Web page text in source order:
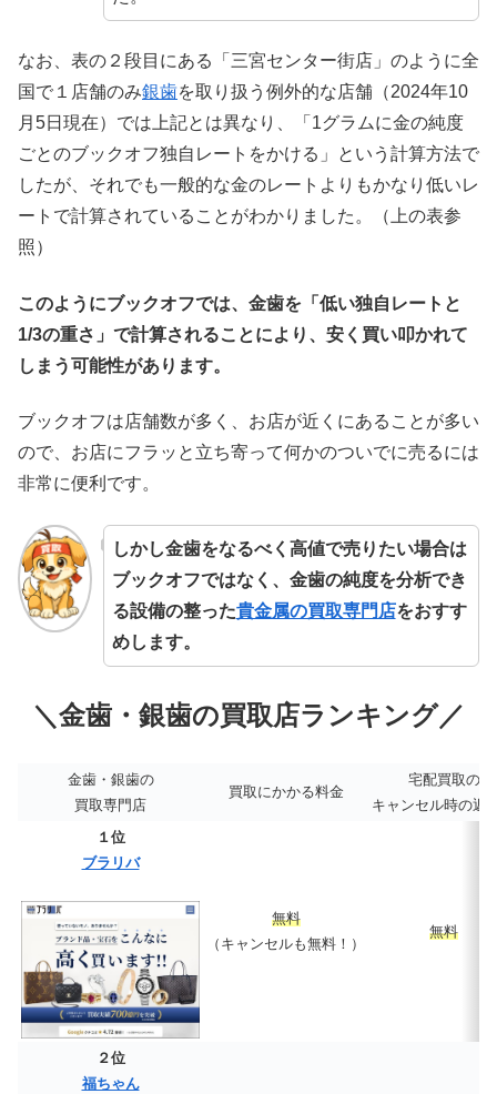
なお、表の２段目にある「三宮センター街店」のように全
国で１店舗のみ銀歯を取り扱う例外的な店舗（2024年10
月5日現在）では上記とは異なり、「1グラムに金の純度
ごとのブックオフ独自レートをかける」という計算方法で
したが、それでも一般的な金のレートよりもかなり低いレ
ートで計算されていることがわかりました。（上の表参
照）
このようにブックオフでは、金歯を「低い独自レートと
1/3の重さ」で計算されることにより、安く買い叩かれて
しまう可能性があります。
ブックオフは店舗数が多く、お店が近くにあることが多い
ので、お店にフラッと立ち寄って何かのついでに売るには
非常に便利です。
しかし金歯をなるべく高値で売りたい場合は
ブックオフではなく、金歯の純度を分析でき
る設備の整った貴金属の買取専門店をおすす
めします。
＼金歯・銀歯の買取店ランキング／
金歯・銀歯の
買取専門店
買取にかかる料金
宅配買取の
キャンセル時の返
１位
ブラリバ
無料
（キャンセルも無料！）
無料
２位
福ちゃん